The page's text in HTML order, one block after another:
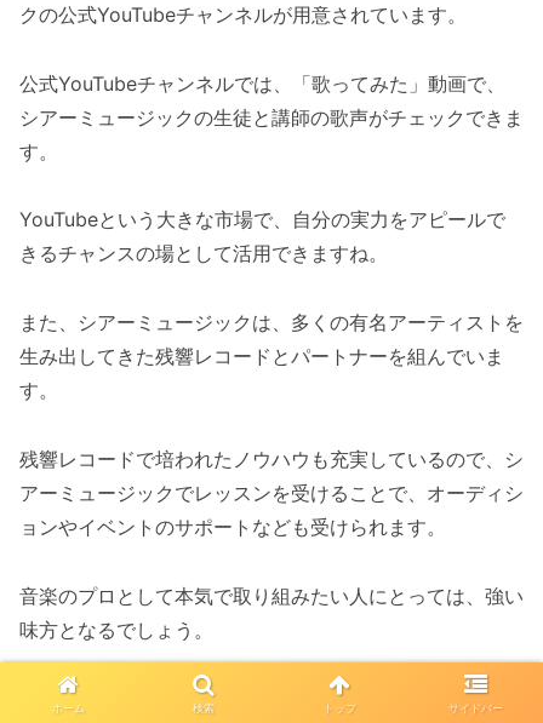
クの公式YouTubeチャンネルが用意されています。
公式YouTubeチャンネルでは、「歌ってみた」動画で、
シアーミュージックの生徒と講師の歌声がチェックできま
す。
YouTubeという大きな市場で、自分の実力をアピールで
きるチャンスの場として活用できますね。
また、シアーミュージックは、多くの有名アーティストを
生み出してきた残響レコードとパートナーを組んでいま
す。
残響レコードで培われたノウハウも充実しているので、シ
アーミュージックでレッスンを受けることで、オーディシ
ョンやイベントのサポートなども受けられます。
音楽のプロとして本気で取り組みたい人にとっては、強い
味方となるでしょう。
シアーミュージックのレッス
ホーム 検索 トップ サイドバー